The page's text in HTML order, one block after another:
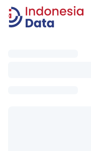
Indonesia Data